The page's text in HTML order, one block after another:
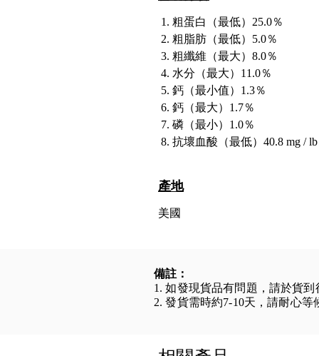
粗蛋白（最低）25.0％
粗脂肪（最低）5.0％
粗纖維（最大）8.0％
水分（最大）11.0％
鈣（最小值）1.3％
鈣（最大）1.7％
磷（最小）1.0％
抗壞血酸（最低）40.8 mg / lb
產地
美國
備註：
1. 如發現貨品有問題，請於貨
2. 發貨需時約7-10天，請耐心等